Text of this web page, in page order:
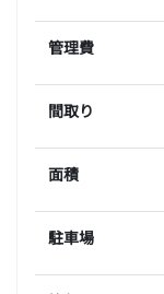
管理費
間取り
面積
駐車場